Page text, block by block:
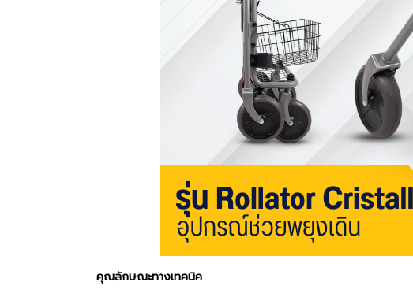
คุณลักษณะทางเทคนิค